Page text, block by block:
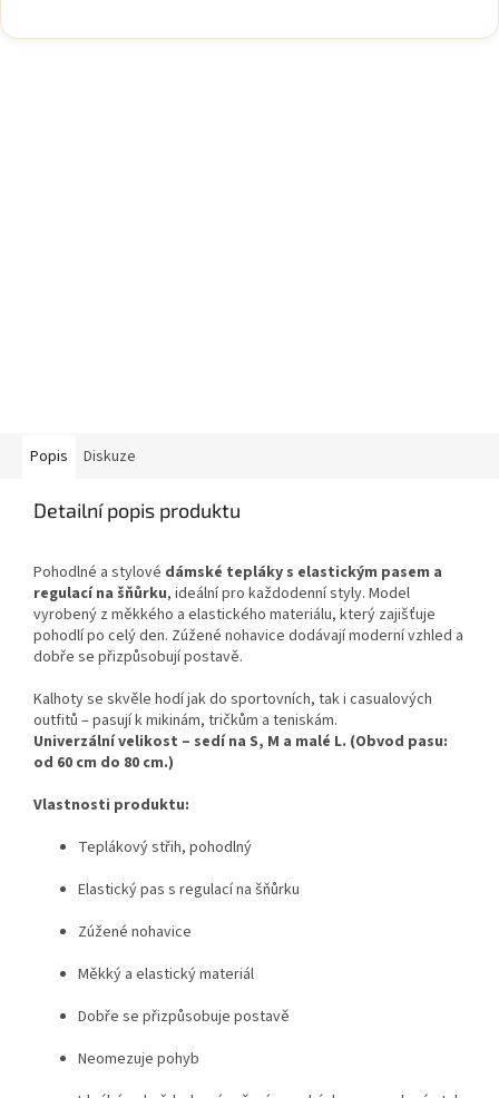
Popis Diskuze
Detailní popis produktu
Pohodlné a stylové dámské tepláky s elastickým pasem a
regulací na šňůrku, ideální pro každodenní styly. Model
vyrobený z měkkého a elastického materiálu, který zajišťuje
pohodlí po celý den. Zúžené nohavice dodávají moderní vzhled a
dobře se přizpůsobují postavě.
Kalhoty se skvěle hodí jak do sportovních, tak i casualových
outfitů – pasují k mikinám, tričkům a teniskám.
Univerzální velikost – sedí na S, M a malé L. (Obvod pasu:
od 60 cm do 80 cm.)
Vlastnosti produktu:
Teplákový střih, pohodlný
Elastický pas s regulací na šňůrku
Zúžené nohavice
Měkký a elastický materiál
Dobře se přizpůsobuje postavě
Neomezuje pohyb